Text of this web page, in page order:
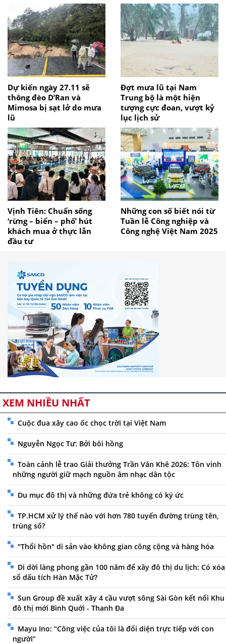
Dự kiến ngày 27.11 sẽ
thông đèo D’Ran và
Mimosa bị sạt lở do mưa
lũ
Đợt mưa lũ tại Nam
Trung bộ là một hiện
tượng cực đoan, vượt kỷ
lục lịch sử
Vịnh Tiên: Chuẩn sống
‘rừng – biển – phố’ hút
khách mua ở thực lẫn
đầu tư
Những con số biết nói từ
Tuần lễ Công nghiệp và
Công nghệ Việt Nam 2025
XEM NHIỀU NHẤT
Cuộc đua xây cao ốc chọc trời tại Việt Nam
Nguyễn Ngọc Tư: Bởi bôi hồng
Toàn cảnh lễ trao Giải thưởng Trần Văn Khê 2026: Tôn vinh
những người giữ mạch nguồn âm nhạc dân tộc
Du mục đô thị và những đứa trẻ không có ký ức
TP.HCM xử lý thế nào với hơn 780 tuyến đường trùng tên,
trùng số?
"Thổi hồn" di sản vào không gian công cộng và hàng hóa
Di dời làng phong gần 100 năm để xây đô thị du lịch: Có xóa
sổ dấu tích Hàn Mặc Tử?
Sun Group đề xuất xây 4 cầu vượt sông Sài Gòn kết nối Khu
đô thị mới Bình Quới - Thanh Đa
Mayu Ino: “Công việc của tôi là đối diện trực tiếp với con
người”